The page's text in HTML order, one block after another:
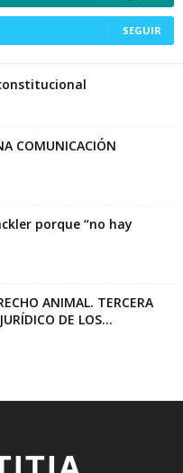
SEGUIR
COMUNICACIÓN
porque “no hay
ANIMAL. TERCERA
DE LOS...